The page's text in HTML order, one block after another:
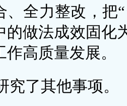
、全力整改，把
的做法成效固化
高质量发展。
究了其他事项。